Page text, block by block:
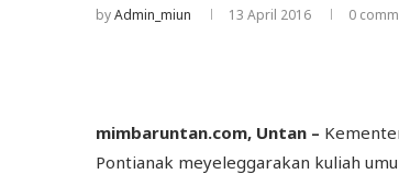
byAdmin_miun 13 April 2016 0
mimbaruntan.com, Untan –
Pontianak meyeleggarakan kuliah